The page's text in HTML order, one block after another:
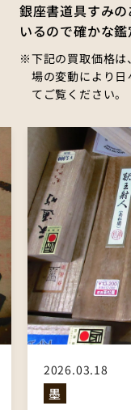
銀座書道具すみ
いるので確かな
下記の買取価格
場の変動により
てご覧ください。
2025.11.30
硯